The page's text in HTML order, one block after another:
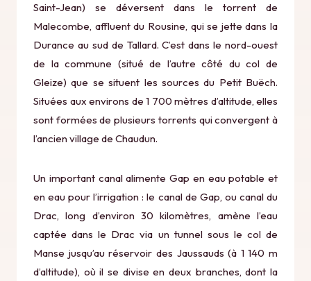
Saint-Jean) se déversent dans le torrent de
Malecombe, affluent du Rousine, qui se jette dans la
Durance au sud de Tallard. C’est dans le nord-ouest
de la commune (situé de l’autre côté du col de
Gleize) que se situent les sources du Petit Buëch.
Situées aux environs de 1 700 mètres d’altitude, elles
sont formées de plusieurs torrents qui convergent à
l’ancien village de Chaudun.
Un important canal alimente Gap en eau potable et
en eau pour l’irrigation : le canal de Gap, ou canal du
Drac, long d’environ 30 kilomètres, amène l’eau
captée dans le Drac via un tunnel sous le col de
Manse jusqu’au réservoir des Jaussauds (à 1 140 m
d’altitude), où il se divise en deux branches, dont la